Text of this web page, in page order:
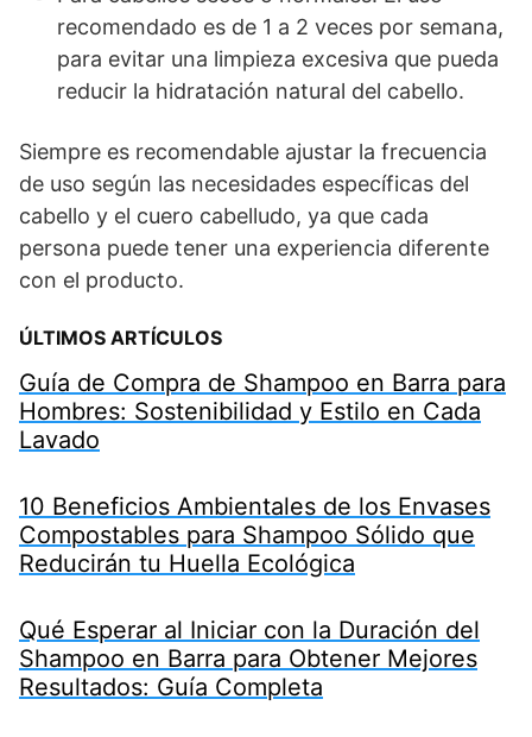
recomendado es de 1 a 2 veces por semana,
para evitar una limpieza excesiva que pueda
reducir la hidratación natural del cabello.
Siempre es recomendable ajustar la frecuencia
de uso según las necesidades específicas del
cabello y el cuero cabelludo, ya que cada
persona puede tener una experiencia diferente
con el producto.
ÚLTIMOS ARTÍCULOS
Guía de Compra de Shampoo en Barra para
Hombres: Sostenibilidad y Estilo en Cada
Lavado
10 Beneficios Ambientales de los Envases
Compostables para Shampoo Sólido que
Reducirán tu Huella Ecológica
Qué Esperar al Iniciar con la Duración del
Shampoo en Barra para Obtener Mejores
Resultados: Guía Completa